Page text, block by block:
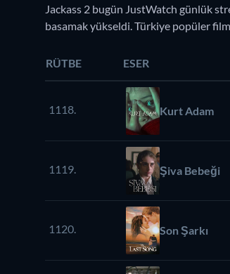
Jackass 2 bugün JustWatch günlük
basamak yükseldi. Türkiye popüler
RÜTBE ESER
1118. Kurt Adam
1119. Şiva Bebeği
1120. Son Şarkı